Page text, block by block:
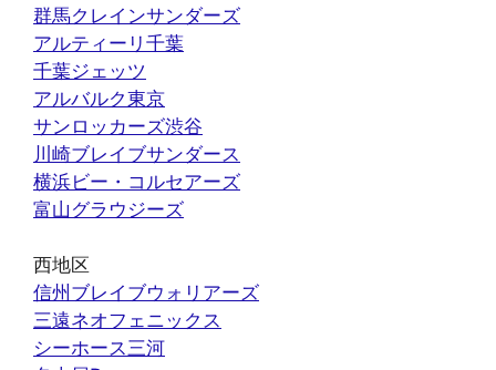
群馬クレインサンダーズ
アルティーリ千葉
千葉ジェッツ
アルバルク東京
サンロッカーズ渋谷
川崎ブレイブサンダース
横浜ビー・コルセアーズ
富山グラウジーズ
西地区
信州ブレイブウォリアーズ
三遠ネオフェニックス
シーホース三河